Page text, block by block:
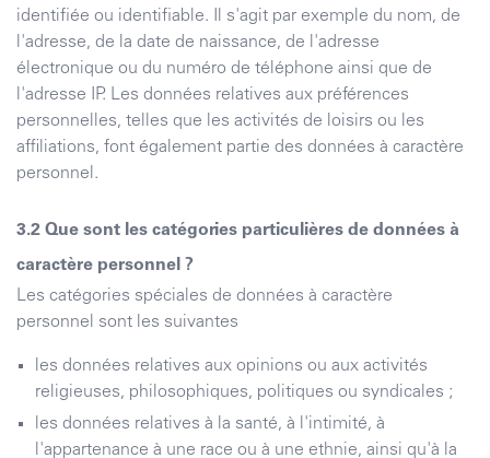
identifiée ou identifiable. Il s'agit par exemple du nom, de
l'adresse, de la date de naissance, de l'adresse
électronique ou du numéro de téléphone ainsi que de
l'adresse IP. Les données relatives aux préférences
personnelles, telles que les activités de loisirs ou les
affiliations, font également partie des données à caractère
personnel.
Que sont les catégories particulières de données à
caractère personnel ?
Les catégories spéciales de données à caractère
personnel sont les suivantes
les données relatives aux opinions ou aux activités
religieuses, philosophiques, politiques ou syndicales ;
les données relatives à la santé, à l'intimité, à
l'appartenance à une race ou à une ethnie, ainsi qu'à la